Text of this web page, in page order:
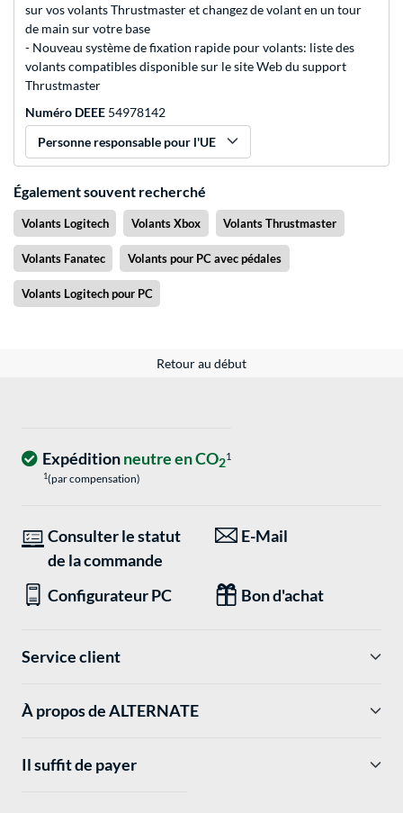
sur vos volants Thrustmaster et changez de volant en un tour
de main sur votre base
- Nouveau système de fixation rapide pour volants: liste des
volants compatibles disponible sur le site Web du support
Thrustmaster
Numéro DEEE 54978142
Personne responsable pour l'UE
Également souvent recherché
Volants Logitech Volants Xbox Volants Thrustmaster
Volants Fanatec Volants pour PC avec pédales
Volants Logitech pour PC
Retour au début
Expéditionneutre en CO21
1(par compensation)
Consulter le statut
de la commande
E-Mail
Configurateur PC Bon d'achat
Service client
À propos de ALTERNATE
Il suffit de payer